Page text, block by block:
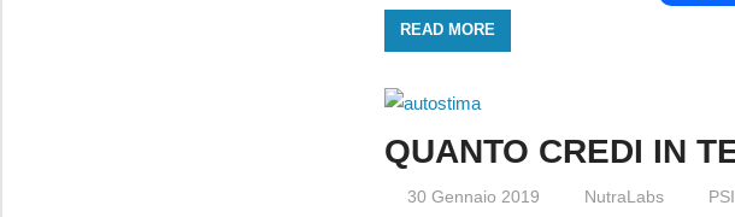
READ MORE
QUANTO CREDI IN
30 Gennaio 2019 NutraLabs